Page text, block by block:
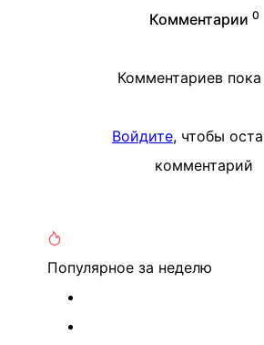
Комментарии 0
Комментариев пока
Войдите, чтобы
комментарий
Популярное за неделю